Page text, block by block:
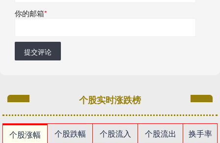
你的邮箱*
提交评论
个股实时涨跌榜
个股涨幅 个股跌幅 个股流入 个股流出
换手率